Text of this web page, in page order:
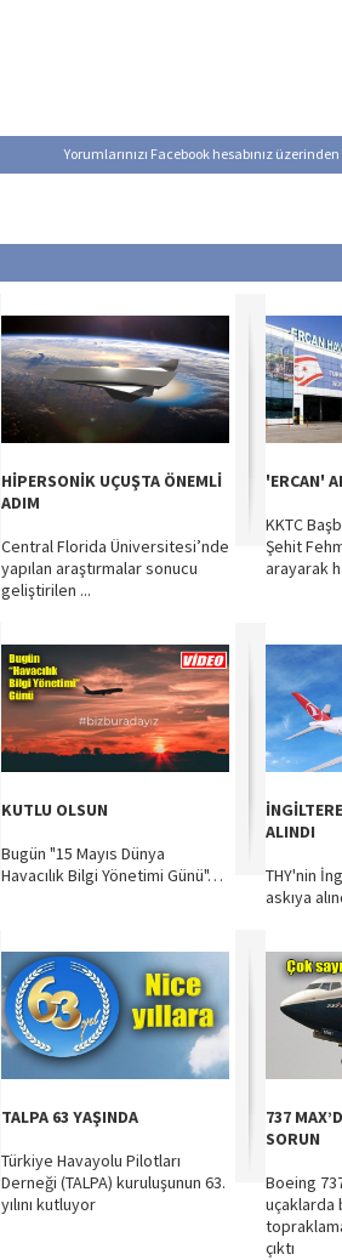
Yorumlarınızı Facebook hesabınız
HİPERSONİK UÇUŞTA ÖNEMLİ
ADIM
Central Florida Üniversitesi’nde
yapılan araştırmalar sonucu
geliştirilen ...
'ERCAN'
KKTC
Şehit
arayarak
KUTLU OLSUN
Bugün "15 Mayıs Dünya
Havacılık Bilgi Yönetimi Günü"…
ALINDI
THY'nin
askıya
TALPA 63 YAŞINDA
Türkiye Havayolu Pilotları
Derneği (TALPA) kuruluşunun 63.
yılını kutluyor
737
SORUN
Boeing
uçaklarda
çıktı